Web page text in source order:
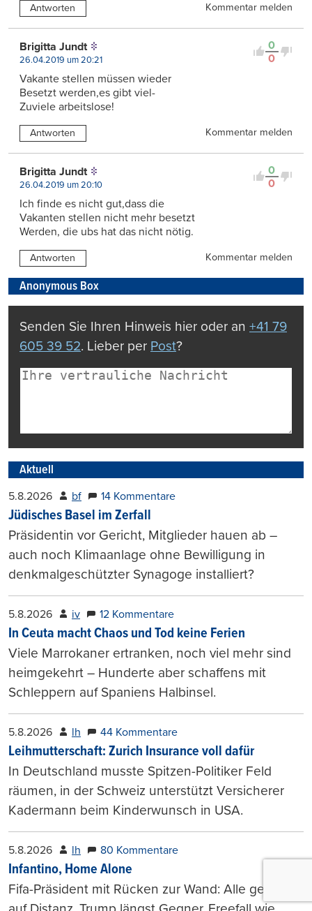
Antworten Kommentar melden
0
0
Brigitta Jundt
26.04.2019 um 20:21
Vakante stellen müssen wieder
Besetzt werden,es gibt viel-
Zuviele arbeitslose!
Antworten Kommentar melden
0
0
Brigitta Jundt
26.04.2019 um 20:10
Ich finde es nicht gut,dass die
Vakanten stellen nicht mehr besetzt
Werden, die ubs hat das nicht nötig.
Antworten Kommentar melden
Anonymous Box
Senden Sie Ihren Hinweis hier oder an +41 79
605 39 52. Lieber per Post?
Aktuell
5.8.2026 bf 14 Kommentare
Jüdisches Basel im Zerfall
Präsidentin vor Gericht, Mitglieder hauen ab –
auch noch Klimaanlage ohne Bewilligung in
denkmalgeschützter Synagoge installiert?
5.8.2026 iv 12 Kommentare
In Ceuta macht Chaos und Tod keine Ferien
Viele Marrokaner ertranken, noch viel mehr sind
heimgekehrt – Hunderte aber schaffens mit
Schleppern auf Spaniens Halbinsel.
5.8.2026 lh 44 Kommentare
Leihmutterschaft: Zurich Insurance voll dafür
In Deutschland musste Spitzen-Politiker Feld
räumen, in der Schweiz unterstützt Versicherer
Kadermann beim Kinderwunsch in USA.
5.8.2026 lh 80 Kommentare
Infantino, Home Alone
Fifa-Präsident mit Rücken zur Wand: Alle gehen